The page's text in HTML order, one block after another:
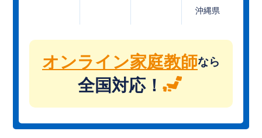
沖縄県
オンライン家庭教師なら
全国対応！